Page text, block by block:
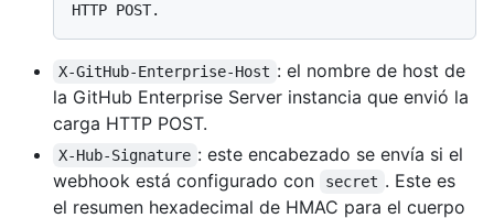
X-GitHub-Enterprise-Host : el nombre de host de
la GitHub Enterprise Server instancia que envió la
carga HTTP POST.
X-Hub-Signature : este encabezado se envía si el
webhook está configurado con
secret . Este es
el resumen hexadecimal de HMAC para el cuerpo